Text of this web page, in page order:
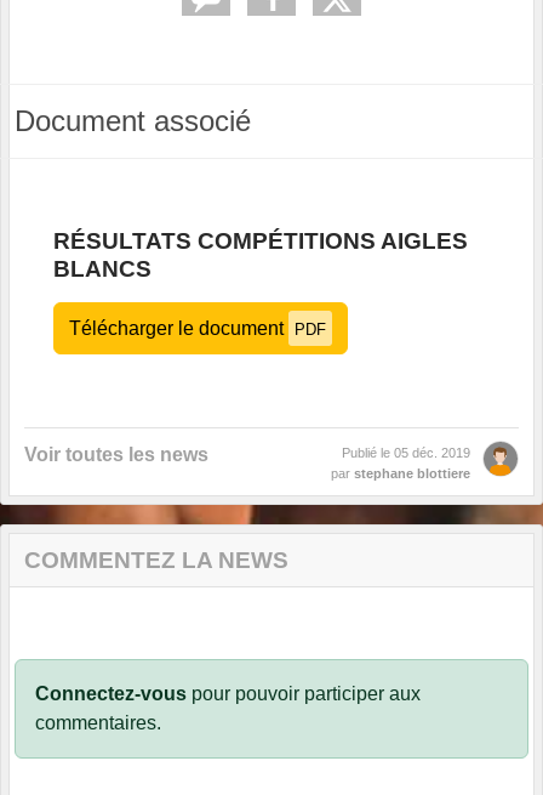
Document associé
RÉSULTATS COMPÉTITIONS AIGLES
BLANCS
Télécharger le document PDF
Voir toutes les news Publié le 05 déc. 2019
par stephane blottiere
COMMENTEZ LA NEWS
Connectez-vous pour pouvoir participer aux
commentaires.